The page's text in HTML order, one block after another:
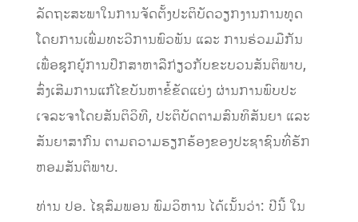
ລັດຖະສະພາໃນການຈັດຕັ້ງປະຕິບັດວຽກງານການທູດ
ໂດຍການເພີ່ມທະວີການພົວພັນ ແລະ ການຮ່ວມມືກັນ
ເພື່ອຊຸກຍູ້ການປຶກສາຫາລືກ່ຽວກັບຂະບວນສັນຕິພາບ,
ສົ່ງເສີມການແກ້ໄຂບັນຫາຂໍ້ຂັດແຍ່ງ ຜ່ານການພົບປະ
ເຈລະຈາໂດຍສັນຕິວິທີ, ປະຕິບັດຕາມສົນທິສັນຍາ ແລະ
ສັນຍາສາກົນ ຕາມຄວາມຮຽກຮ້ອງຂອງປະຊາຊົນທີ່ຮັກ
ຫອມສັນຕິພາບ.
ທ່ານ ປອ. ໄຊສົມພອນ ພົມວິຫານ ໄດ້ເນັ້ນວ່າ: ປີນີ້ ໃນ